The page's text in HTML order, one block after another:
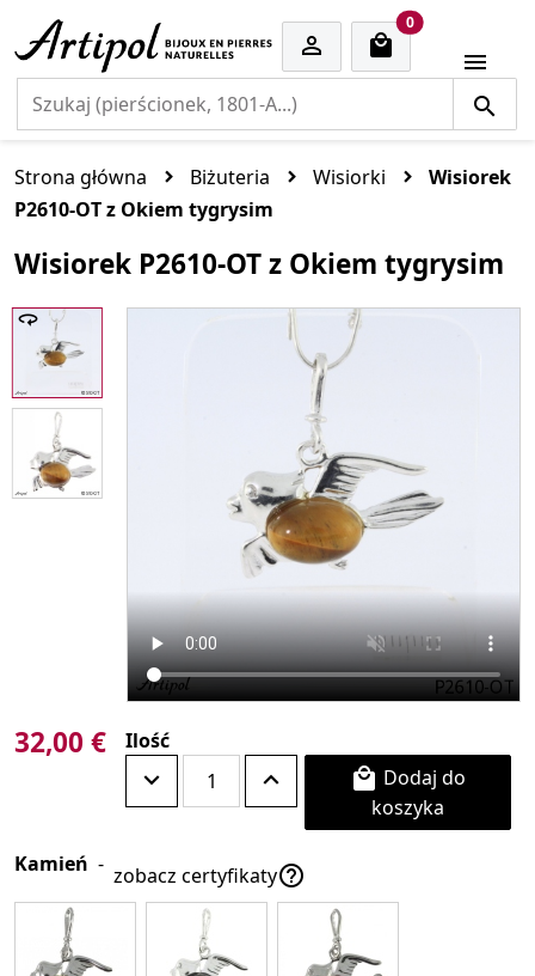

0cart items

Strona główna Biżuteria Wisiorki
Wisiorek
P2610-OT z Okiem tygrysim
Wisiorek P2610-OT z Okiem tygrysim
32,00 € Ilość

koszyka
Kamień - zobacz certyfikaty